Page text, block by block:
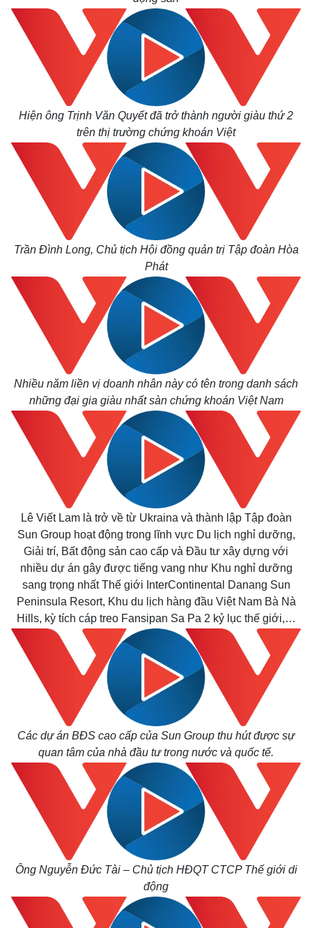
Thế giới
Quan sát
Cuộc sống đó đây
Hồ sơ
Multimedia
Video
Ảnh
E-Magazine
Infographic
Hiện ông Trịnh Văn Quyết đã trở thành người giàu thứ 2
trên thị trường chứng khoán Việt
Trần Đình Long, Chủ tịch Hội đồng quản trị Tập đoàn Hòa
Phát
Nhiều năm liền vị doanh nhân này có tên trong danh sách
những đại gia giàu nhất sàn chứng khoán Việt Nam
Lê Viết Lam là trở về từ Ukraina và thành lập Tập đoàn
Sun Group hoạt động trong lĩnh vực Du lịch nghỉ dưỡng,
Giải trí, Bất động sản cao cấp và Đầu tư xây dựng với
nhiều dự án gây được tiếng vang như Khu nghỉ dưỡng
sang trọng nhất Thế giới InterContinental Danang Sun
Peninsula Resort, Khu du lịch hàng đầu Việt Nam Bà Nà
Hills, kỳ tích cáp treo Fansipan Sa Pa 2 kỷ lục thế giới,…
Các dự án BĐS cao cấp của Sun Group thu hút được sự
quan tâm của nhà đầu tư trong nước và quốc tế.
Ông Nguyễn Đức Tài – Chủ tịch HĐQT CTCP Thế giới di
động